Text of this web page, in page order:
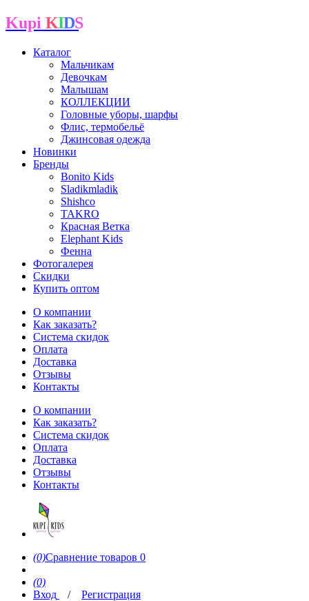
Kupi K I D S
Каталог
Мальчикам
Девочкам
Малышам
КОЛЛЕКЦИИ
Головные уборы, шарфы
Флис, термобельё
Джинсовая одежда
Новинки
Бренды
Bonito Kids
Sladikmladik
Shishco
TAKRO
Красная Ветка
Elephant Kids
Фенна
Фотогалерея
Скидки
Купить оптом
О компании
Как заказать?
Система скидок
Оплата
Доставка
Отзывы
Контакты
О компании
Как заказать?
Система скидок
Оплата
Доставка
Отзывы
Контакты
(0)Сравнение товаров 0
(0)
Вход
/
Регистрация